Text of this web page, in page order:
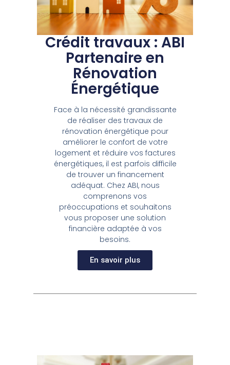
Crédit travaux : ABI
Partenaire en
Rénovation
Énergétique
Face à la nécessité grandissante
de réaliser des travaux de
rénovation énergétique pour
améliorer le confort de votre
logement et réduire vos factures
énergétiques, il est parfois difficile
de trouver un financement
adéquat. Chez ABI, nous
comprenons vos
préoccupations et souhaitons
vous proposer une solution
financière adaptée à vos
besoins.
En savoir plus